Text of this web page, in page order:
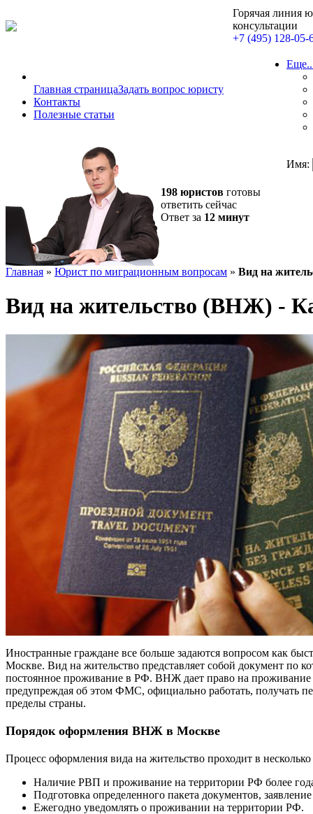
Горячая линия
консультации
+7 (495) 128-05-
Главная страницаЗадать вопрос юристу
Контакты
Полезные статьи
198 юристов готовы
ответить сейчас
Ответ за 12 минут
Имя:
Главная » Юрист по миграционным вопросам » Вид на
Вид на жительство (ВНЖ) -
Иностранные граждане все больше задаются вопросом как
Москве. Вид на жительство представляет собой документ по
постоянное проживание в РФ. ВНЖ дает право на проживание
предупреждая об этом ФМС, официально работать, получать
пределы страны.
Порядок оформления ВНЖ в Москве
Процесс оформления вида на жительство проходит в несколько
Наличие РВП и проживание на территории РФ более
Подготовка определенного пакета документов,
Ежегодно уведомлять о проживании на территории РФ.